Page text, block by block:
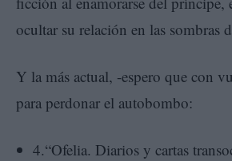
ocultar su relación en las sombras
Y la más actual, -espero que con
para perdonar el autobombo:
4.“Ofelia. Diarios y cartas